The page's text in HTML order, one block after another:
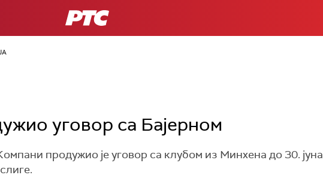
РТС
уговор са Бајерном
продужио је уговор са клубом из Минхена до 30.